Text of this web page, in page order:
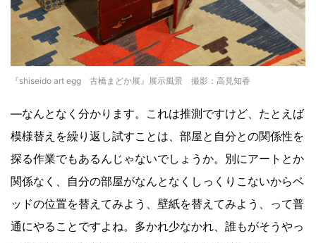
『shiseido art egg 古橋まどか展』展示風景 撮影：高見知香
―なんとなく分かります。これは推測ですけど、たとえば
模様替えを繰り返し試すことは、部屋と自分との関係性を
探る作業でもあるんじゃないでしょうか。別にアートとか
関係なく、自分の部屋がなんとなくしっくりこないからベ
ッドの位置を替えてみよう、壁紙を替えてみよう、って普
通にやることですよね。多かれ少なかれ、誰もがそうやっ